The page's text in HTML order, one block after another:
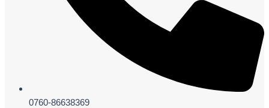
0760-86638369